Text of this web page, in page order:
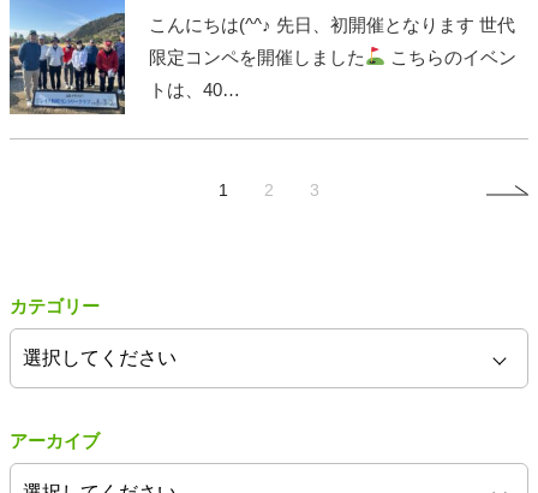
こんにちは(^^♪ 先日、初開催となります 世代
限定コンペを開催しました
こちらのイベン
トは、40…
1 2 3
カテゴリー
アーカイブ